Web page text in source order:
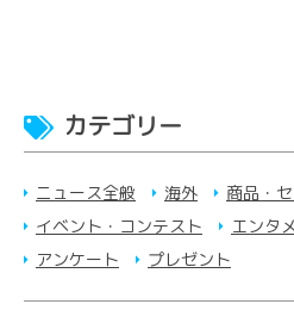
カテゴリー
ニュース全般 海外 商品・
イベント・コンテスト
エンタ
アンケート
プレゼント